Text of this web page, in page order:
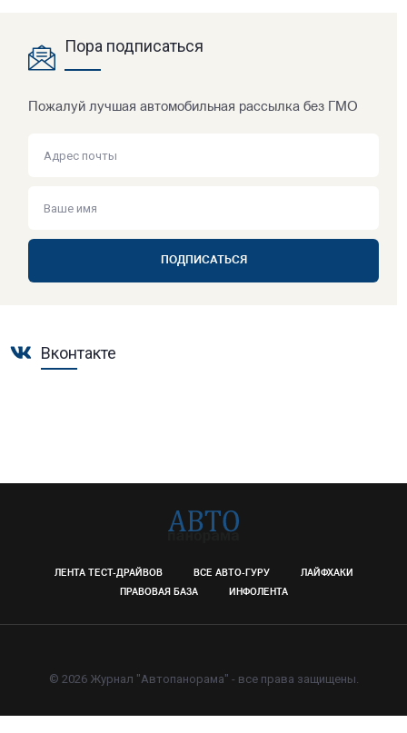
Пора подписаться
Пожалуй лучшая автомобильная рассылка без ГМО
ПОДПИСАТЬСЯ
Вконтакте
ЛЕНТА ТЕСТ-ДРАЙВОВ ВСЕ АВТО-ГУРУ
ЛАЙФХАКИ
ПРАВОВАЯ БАЗА
ИНФОЛЕНТА
© 2026 Журнал "Автопанорама" - все права защищены.